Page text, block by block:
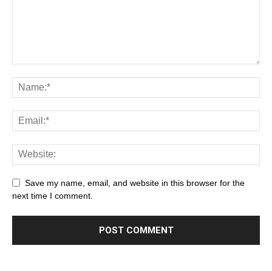
Save my name, email, and website in this browser for the
next time I comment.